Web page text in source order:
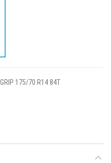
GRIP 175/70 R14 84T